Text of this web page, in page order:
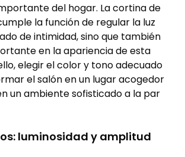
del hogar. La cortina de
la función de regular la luz
de intimidad, sino que también
en la apariencia de esta
elegir el color y tono adecuado
el salón en un lugar acogedor
un ambiente sofisticado a la par
luminosidad y amplitud